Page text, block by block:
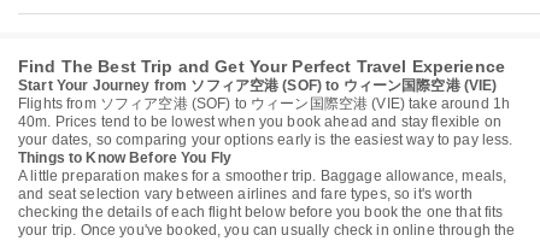
Find The Best Trip and Get Your Perfect Travel Experience
Start Your Journey from ソフィア空港 (SOF) to ウィーン国際空港 (VIE)
Flights from ソフィア空港 (SOF) to ウィーン国際空港 (VIE) take around 1h
40m. Prices tend to be lowest when you book ahead and stay flexible on
your dates, so comparing your options early is the easiest way to pay less.
Things to Know Before You Fly
A little preparation makes for a smoother trip. Baggage allowance, meals,
and seat selection vary between airlines and fare types, so it's worth
checking the details of each flight below before you book the one that fits
your trip. Once you've booked, you can usually check in online through the